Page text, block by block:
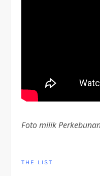
Foto milik
THE LIST